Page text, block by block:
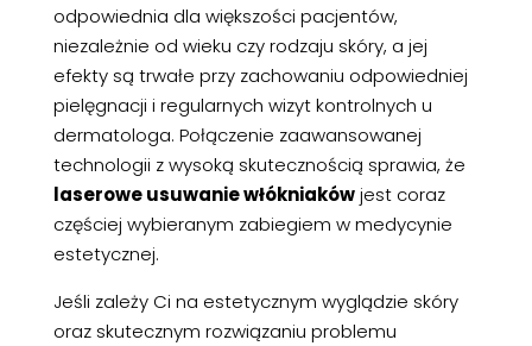
odpowiednia dla większości pacjentów,
niezależnie od wieku czy rodzaju skóry, a jej
efekty są trwałe przy zachowaniu odpowiedniej
pielęgnacji i regularnych wizyt kontrolnych u
dermatologa. Połączenie zaawansowanej
technologii z wysoką skutecznością sprawia, że
laserowe usuwanie włókniakówjest coraz
częściej wybieranym zabiegiem w medycynie
estetycznej.
Jeśli zależy Ci na estetycznym wyglądzie skóry
oraz skutecznym rozwiązaniu problemu